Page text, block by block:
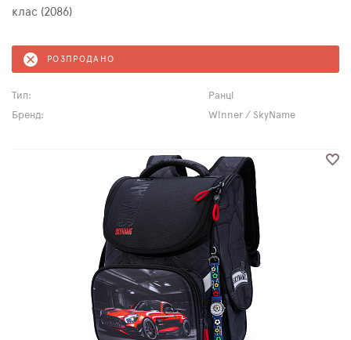
клас (2086)
РОЗПРОДАНО
Тип:
Ранці
Бренд:
Winner / SkyName